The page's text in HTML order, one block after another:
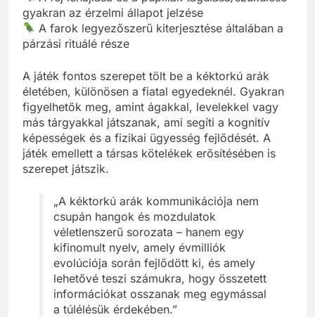
gyakran az érzelmi állapot jelzése
A farok legyezőszerű kiterjesztése általában a
párzási rituálé része
A játék fontos szerepet tölt be a kéktorkú arák
életében, különösen a fiatal egyedeknél. Gyakran
figyelhetők meg, amint ágakkal, levelekkel vagy
más tárgyakkal játszanak, ami segíti a kognitív
képességek és a fizikai ügyesség fejlődését. A
játék emellett a társas kötelékek erősítésében is
szerepet játszik.
„A kéktorkú arák kommunikációja nem
csupán hangok és mozdulatok
véletlenszerű sorozata – hanem egy
kifinomult nyelv, amely évmilliók
evolúciója során fejlődött ki, és amely
lehetővé teszi számukra, hogy összetett
információkat osszanak meg egymással
a túlélésük érdekében.”